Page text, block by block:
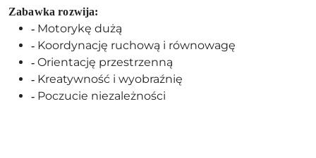
Zabawka rozwija:
- Motorykę dużą
- Koordynację ruchową i równowagę
- Orientację przestrzenną
- Kreatywność i wyobraźnię
- Poczucie niezależności